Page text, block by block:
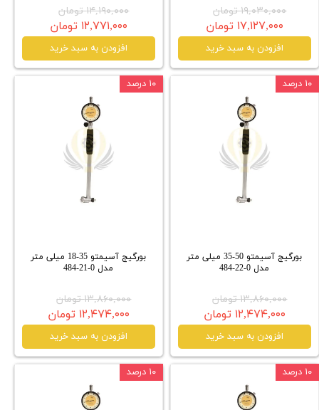
۱۹,۰۳۰,۰۰۰ تومان
۱۷,۱۲۷,۰۰۰ تومان
افزودن به سبد خرید
۱۴,۱۹۰,۰۰۰ تومان
۱۲,۷۷۱,۰۰۰ تومان
افزودن به سبد خرید
بورگیج آسیمتو 50-35 میلی متر
مدل 0-22-484
۱۳,۸۶۰,۰۰۰ تومان
۱۲,۴۷۴,۰۰۰ تومان
افزودن به سبد خرید
۱۰ درصد
بورگیج آسیمتو 35-18 میلی متر
مدل 0-21-484
۱۳,۸۶۰,۰۰۰ تومان
۱۲,۴۷۴,۰۰۰ تومان
افزودن به سبد خرید
۱۰ درصد
۱۰ درصد ۱۰ درصد